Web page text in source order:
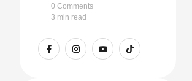
0 Comments
3 min read